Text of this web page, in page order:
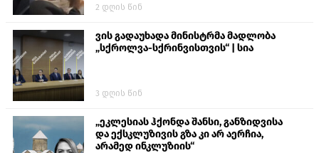
2 დღის წინ
ვის გადაუხადა მინისტრმა მადლობა
„სქროლვა-სქრინვისთვის“ | სია
3 დღის წინ
„ეკლესიას ჰქონდა შანსი, განზიდვისა
და ექსკლუზივის გზა კი არ აერჩია,
არამედ ინკლუზიის“